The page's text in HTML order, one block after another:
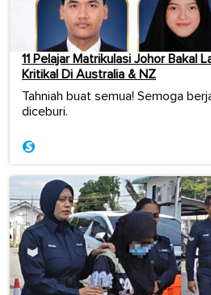
11 Pelajar Matrikulasi Johor Bakal
Kritikal Di Australia & NZ
Tahniah buat semua! Semoga
diceburi.